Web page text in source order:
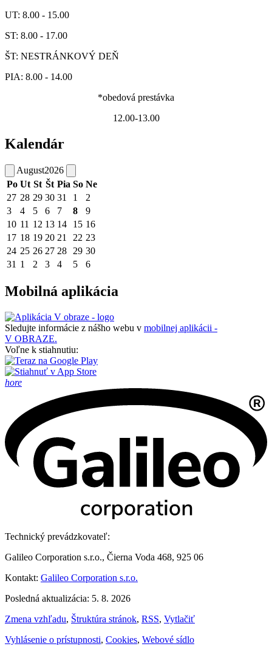
UT: 8.00 - 15.00
ST: 8.00 - 17.00
ŠT: NESTRÁNKOVÝ DEŇ
PIA: 8.00 - 14.00
*obedová prestávka
12.00-13.00
Kalendár
August2026
Po Ut St Št Pia So Ne
27 28 29 30 31 1
2
3
4 5 6 7 8
9
10 11 12 13 14 15 16
17 18 19 20 21 22 23
24 25 26 27 28 29 30
31 1 2 3 4 5 6
Mobilná aplikácia
Sledujte informácie z nášho webu v mobilnej aplikácii -
V OBRAZE.
Voľne k stiahnutiu:
hore
Technický prevádzkovateľ:
Galileo Corporation s.r.o., Čierna Voda 468, 925 06
Kontakt: Galileo Corporation s.r.o.
Posledná aktualizácia: 5. 8. 2026
Zmena vzhľadu, Štruktúra stránok, RSS, Vytlačiť
Vyhlásenie o prístupnosti, Cookies, Webové sídlo